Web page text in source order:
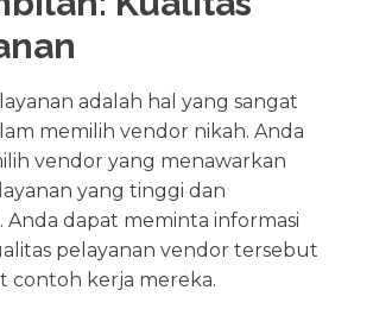
adalah hal yang sangat
memilih vendor nikah. Anda
vendor yang menawarkan
yang tinggi dan
Anda dapat meminta informasi
pelayanan vendor tersebut
contoh kerja mereka.